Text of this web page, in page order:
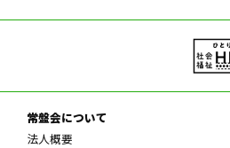
常盤会について
法人概要